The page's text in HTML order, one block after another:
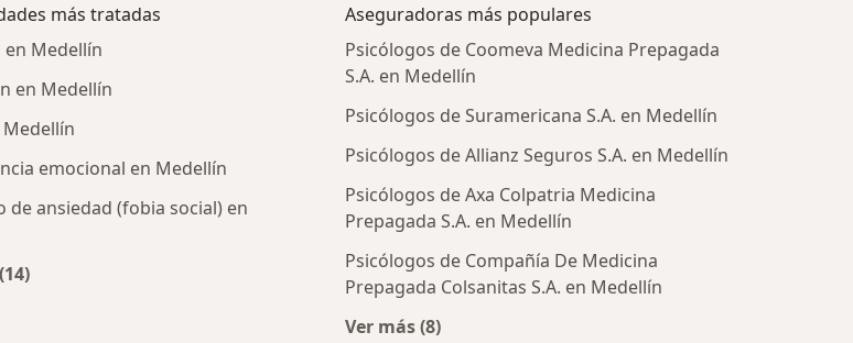
más tratadas
en Medellín
en Medellín
emocional en Medellín
de ansiedad (fobia social) en
en esta categoría: Enfermedades más tratadas
Aseguradoras más populares
Psicólogos de Coomeva Medicina Prepagada
S.A. en Medellín
Psicólogos de Suramericana S.A. en Medellín
Psicólogos de Allianz Seguros S.A. en Medellín
Psicólogos de Axa Colpatria Medicina
Prepagada S.A. en Medellín
Psicólogos de Compañía De Medicina
Prepagada Colsanitas S.A. en Medellín
Ver más (8)